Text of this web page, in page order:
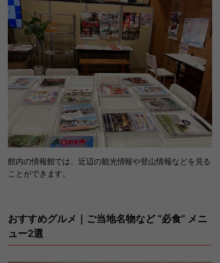
館内の情報館では、近辺の観光情報や登山情報などを見る
ことができます。
おすすめグルメ｜ご当地名物など “必食” メニ
ュー2選